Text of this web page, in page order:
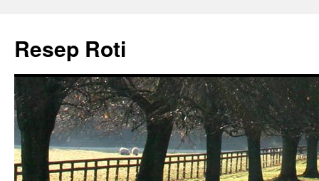
content
Resep Roti